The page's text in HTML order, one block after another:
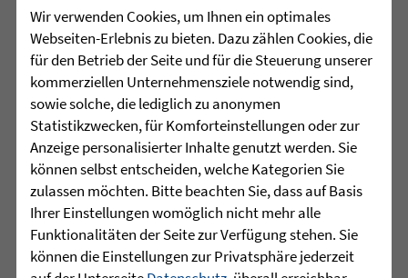
29.07.2026 |•JUGENDHILFE
Vertrauen. Mehr braucht es
manchmal nicht.
Acht junge Menschen feierten Ende Juli
ihren erfolgreichen Abschluss der 10.
Klasse in der Jugendhilfeeinrichtung
Martinshaus ...
Wir verwenden Cookies, um Ihnen ein optimales
Webseiten-Erlebnis zu bieten. Dazu zählen Cookies, die
für den Betrieb der Seite und für die Steuerung unserer
kommerziellen Unternehmensziele notwendig sind,
sowie solche, die lediglich zu anonymen
Statistikzwecken, für Komforteinstellungen oder zur
Anzeige personalisierter Inhalte genutzt werden. Sie
können selbst entscheiden, welche Kategorien Sie
zulassen möchten. Bitte beachten Sie, dass auf Basis
Ihrer Einstellungen womöglich nicht mehr alle
Funktionalitäten der Seite zur Verfügung stehen. Sie
können die Einstellungen zur Privatsphäre jederzeit